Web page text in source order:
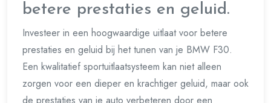
betere prestaties en geluid.
Investeer in een hoogwaardige uitlaat voor betere
prestaties en geluid bij het tunen van je BMW F30.
Een kwalitatief sportuitlaatsysteem kan niet alleen
zorgen voor een dieper en krachtiger geluid, maar ook
de prestaties van je auto verbeteren door een